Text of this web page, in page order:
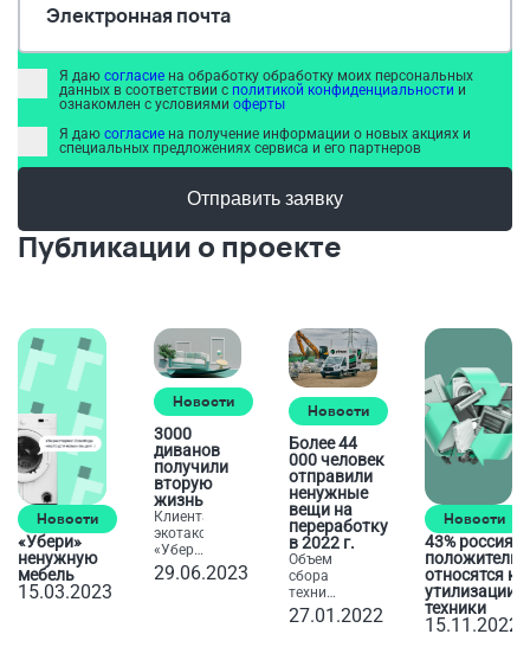
Электронная почта
Я даю согласие на обработку обработку моих персональных
данных в соответствии с политикой конфиденциальности и
ознакомлен с условиями оферты
Я даю согласие на получение информации о новых акциях и
специальных предложениях сервиса и его партнеров
Отправить заявку
Публикации о проекте
Новости
«Убери»
ненужную
мебель
15.03.2023
Новости
3000
диванов
получили
вторую
жизнь
Клиентами
экотакси
«Убери»
за
первую
29.06.2023
Новости
Более 44
000 человек
отправили
ненужные
вещи на
переработку
в 2022 г.
Объем
сбора
техники
по
программам
27.01.2022
Новости
43% россиян
относятся к
утилизации
техники
15.11.2022